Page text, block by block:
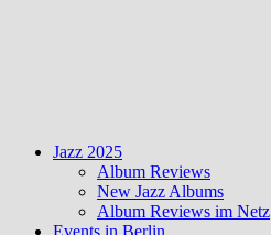
Jazz 2025
Album Reviews
New Jazz Albums
Album Reviews im Netz
Events in Berlin